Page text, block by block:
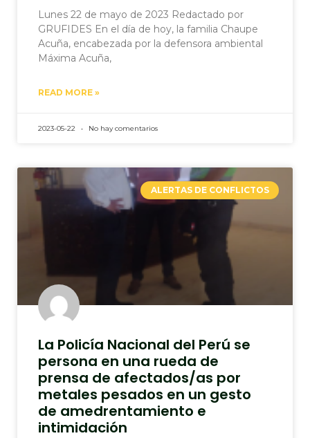
Lunes 22 de mayo de 2023 Redactado por
GRUFIDES En el día de hoy, la familia Chaupe
Acuña, encabezada por la defensora ambiental
Máxima Acuña,
READ MORE »
2023-05-22 No hay comentarios
ALERTAS DE CONFLICTOS
La Policía Nacional del Perú se
persona en una rueda de
prensa de afectados/as por
metales pesados en un gesto
de amedrentamiento e
intimidación